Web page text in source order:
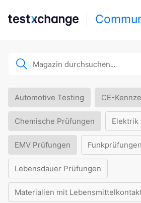
Automotive Testing CE-
Chemische Prüfungen Elektrik
EMV Prüfungen Funkprüfungen
Lebensdauer Prüfungen
Materialien mit